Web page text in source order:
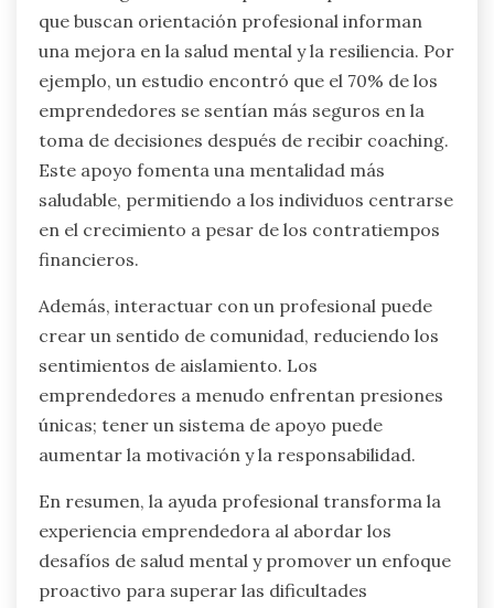
que buscan orientación profesional informan
una mejora en la salud mental y la resiliencia. Por
ejemplo, un estudio encontró que el 70% de los
emprendedores se sentían más seguros en la
toma de decisiones después de recibir coaching.
Este apoyo fomenta una mentalidad más
saludable, permitiendo a los individuos centrarse
en el crecimiento a pesar de los contratiempos
financieros.
Además, interactuar con un profesional puede
crear un sentido de comunidad, reduciendo los
sentimientos de aislamiento. Los
emprendedores a menudo enfrentan presiones
únicas; tener un sistema de apoyo puede
aumentar la motivación y la responsabilidad.
En resumen, la ayuda profesional transforma la
experiencia emprendedora al abordar los
desafíos de salud mental y promover un enfoque
proactivo para superar las dificultades